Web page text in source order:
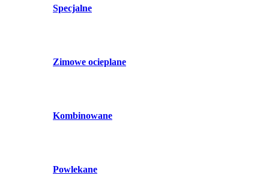
Specjalne
Zimowe ocieplane
Kombinowane
Powlekane